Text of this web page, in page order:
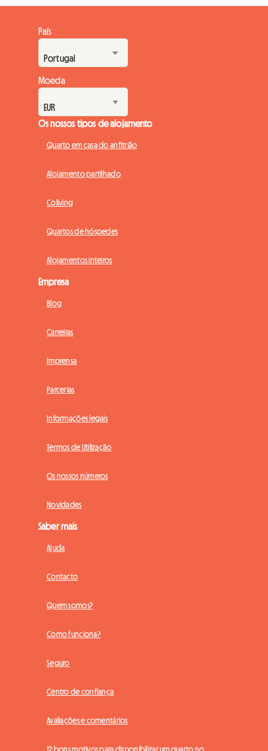
País
Moeda
Os nossos tipos de alojamento
Quarto em casa do anfitrião
Alojamento partilhado
Coliving
Quartos de hóspedes
Alojamentos inteiros
Empresa
Blog
Carreiras
Imprensa
Parcerias
Informações legais
Termos de Utilização
Os nossos números
Novidades
Saber mais
Ajuda
Contacto
Quem somos?
Como funciona?
Seguro
Centro de confiança
Avaliações e comentários
12 bons motivos para disponibilizar um quarto no